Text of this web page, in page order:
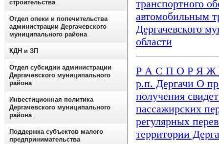
транспортного
автомобильным
Дергачевского
области
Р А С П О Р Я Ж Е
р.п. Дергачи О
получения
пассажирских
регулярных
территории
строительства
Отдел опеки и попечительства
администрации Дергачевского
муниципального района
КДН и ЗП
Отдел субсидии администрации
Дергачевского муниципального
района
Инвестиционная политика
Дергачевского муниципального
района
Поддержка субъектов малого
предпринимательства